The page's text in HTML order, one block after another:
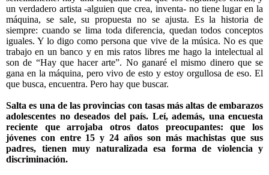
un verdadero artista -alguien que crea, inventa- no tiene lugar en la
máquina, se sale, su propuesta no se ajusta. Es la historia de
siempre: cuando se lima toda diferencia, quedan todos conceptos
iguales. Y lo digo como persona que vive de la música. No es que
trabajo en un banco y en mis ratos libres me hago la intelectual al
son de “Hay que hacer arte”. No ganaré el mismo dinero que se
gana en la máquina, pero vivo de esto y estoy orgullosa de eso. El
que busca, encuentra. Pero hay que buscar.
Salta es una de las provincias con tasas más altas de embarazos
adolescentes no deseados del país. Leí, además, una encuesta
reciente que arrojaba otros datos preocupantes: que los
jóvenes con entre 15 y 24 años son más machistas que sus
padres, tienen muy naturalizada esa forma de violencia y
discriminación.